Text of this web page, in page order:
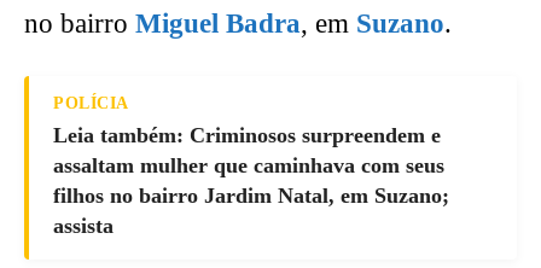
no bairro Miguel Badra, em Suzano.
POLÍCIA
Leia também: Criminosos surpreendem e
assaltam mulher que caminhava com seus
filhos no bairro Jardim Natal, em Suzano;
assista